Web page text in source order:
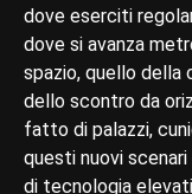
dove eserciti
dove si avanza
spazio, quello della
dello scontro da
fatto di palazzi,
questi nuovi
di tecnologia